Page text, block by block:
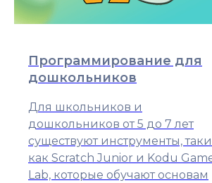
Программирование для
дошкольников
Для школьников и
дошкольников от 5 до 7 лет
существуют инструменты,
как Scratch Junior и Kodu
Lab, которые обучают основам